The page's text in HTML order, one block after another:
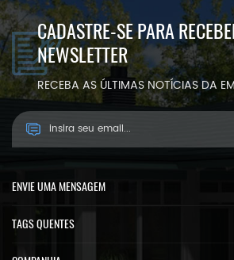
CADASTRE-SE PARA
NEWSLETTER
RECEBA AS ÚLTIMAS NOTÍCIAS DA
ENVIE UMA MENSAGEM
TAGS QUENTES